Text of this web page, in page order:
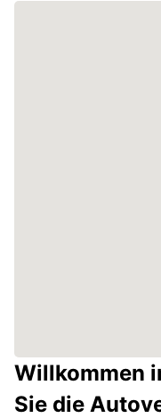
Willkommen
Sie die